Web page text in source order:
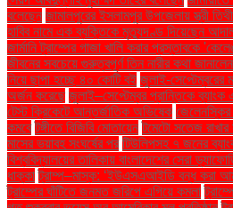
বলেছেন জামালপুরের ইসলামপুর উপজেলায় স্ত্রী
হাবিব নামে এক ব্যক্তিকে মৃত্যুদণ্ড দিয়েছেন
জার্মানি ট্রাম্পের গাজা খালি করার প্রস্তাবকে
জীবনের সবচেয়ে গুরুত্বপূর্ণ তিন নারীর কথা
নিয়ে ছাপা হচ্ছে ৪০ কোটি বই জুলাই-সেপ্টেম্বরের
অর্জন করেছে জুলাই–সেপ্টেম্বর প্রান্তিকে ব্যাংক
টেস্ট ক্রিকেটে আন্তর্জাতিক অভিষেক জেলেনস্কির
কমবে টঙ্গীতে বিজিবি মোতায়েন টমেটো সতেজ
মাসের ভয়াবহ সংঘর্ষের পর টিউলিপসহ ৭ জনের
বিশ্ববিদ্যালয়ের তালিকায় বাংলাদেশের সেরা
ধাক্কা ট্রাম্প–মাস্ক: ‘ইউএসএআইডি বন্ধ করা
ট্রাম্পের ঘাঁটিতে জনমত জরিপে এগিয়ে কমলা